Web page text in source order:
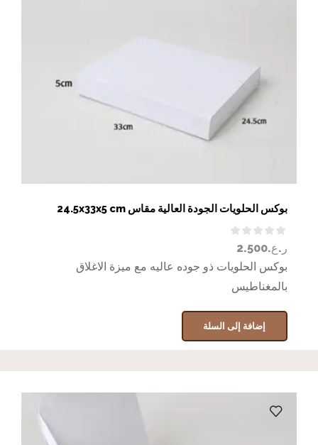
بوكس الحلويات الجودة العالية مقاس 24.5x33x5 cm
ر.ع.2.500
بوكس الحلويات ذو جوده عاليه مع ميزة الاغلاق
بالمغناطيس
إضافة إلى السلة